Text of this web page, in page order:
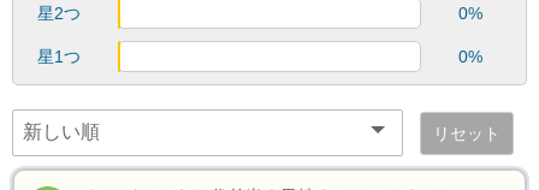
星2つ 0%
星1つ 0%
リセット